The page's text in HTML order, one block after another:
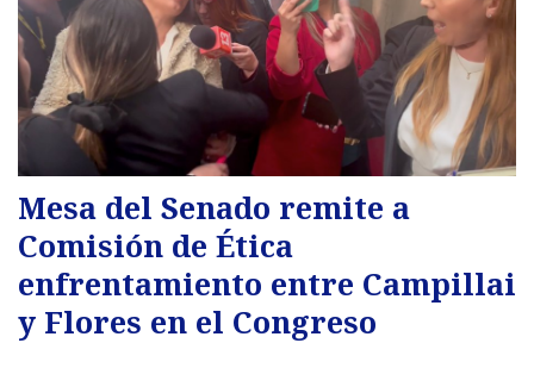
Mesa del Senado remite a
Comisión de Ética
enfrentamiento entre Campillai
y Flores en el Congreso